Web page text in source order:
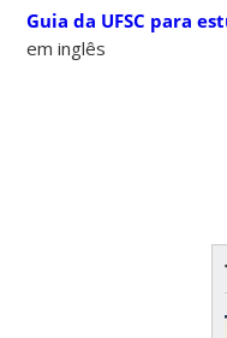
Guia da UFSC para
em inglês